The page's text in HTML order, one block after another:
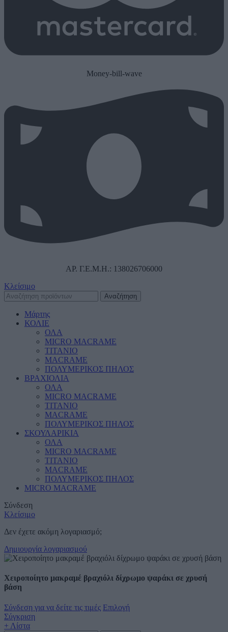
Money-bill-wave
ΑΡ. Γ.Ε.Μ.Η.: 138026706000
Κλείσιμο
Αναζήτηση
Μάρτης
ΚΟΛΙΕ
ΟΛΑ
MICRO MACRAME
ΤΙΤΑΝΙΟ
MACRAME
ΠΟΛΥΜΕΡΙΚΟΣ ΠΗΛΟΣ
ΒΡΑΧΙΟΛΙΑ
ΟΛΑ
MICRO MACRAME
ΤΙΤΑΝΙΟ
MACRAME
ΠΟΛΥΜΕΡΙΚΟΣ ΠΗΛΟΣ
ΣΚΟΥΛΑΡΙΚΙΑ
ΟΛΑ
MICRO MACRAME
ΤΙΤΑΝΙΟ
MACRAME
ΠΟΛΥΜΕΡΙΚΟΣ ΠΗΛΟΣ
MICRO MACRAME
Σύνδεση
Κλείσιμο
Δεν έχετε ακόμη λογαριασμό;
Δημιουργία λογαριασμού
Χειροποίητο μακραμέ βραχιόλι δίχρωμο ψαράκι σε χρυσή
βάση
Σύνδεση για να δείτε τις τιμές Επιλογή
Σύγκριση
+ Λίστα